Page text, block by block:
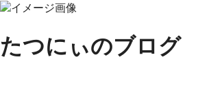
たつにぃのブログ